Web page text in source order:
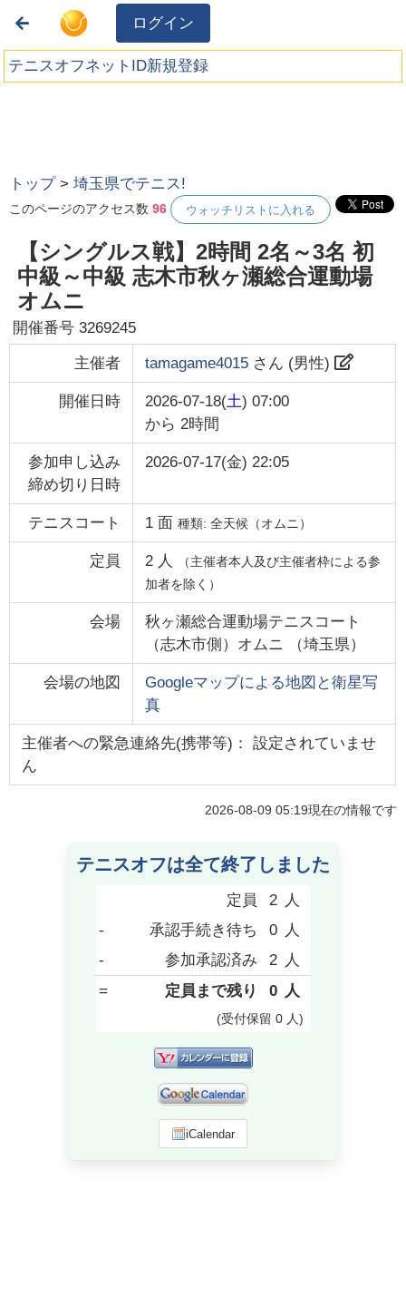
ログイン
テニスオフネットID新規登録
トップ >埼玉県でテニス!
このページのアクセス数96 ウォッチリストに入れる
【シングルス戦】2時間 2名～3名 初
中級～中級 志木市秋ヶ瀬総合運動場
オムニ
開催番号3269245
主催者 tamagame4015さん (男性)
開催日時 2026-07-18(土) 07:00
から 2時間
参加申し込み
締め切り日時
2026-07-17(金) 22:05
テニスコート 1面 種類: 全天候（オムニ）
定員 2 人
（主催者本人及び主催者枠による参
加者を除く）
会場
秋ヶ瀬総合運動場テニスコート
（志木市側）オムニ
（埼玉県）
会場の地図
Googleマップによる地図と衛星写
真
主催者への緊急連絡先(携帯等)： 設定されていませ
ん
2026-08-09 05:19現在の情報です
テニスオフは全て終了しました
定員 2 人
-
承認手続き待ち 0 人
-
参加承認済み 2 人
=
定員まで残り 0 人
(受付保留 0 人)
iCalendar